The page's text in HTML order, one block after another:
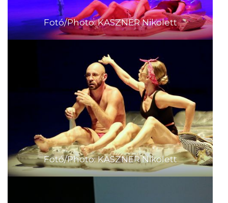
Fotó/Photo: KASZNER Nikolett
Fotó/Photo: KASZNER Nikolett